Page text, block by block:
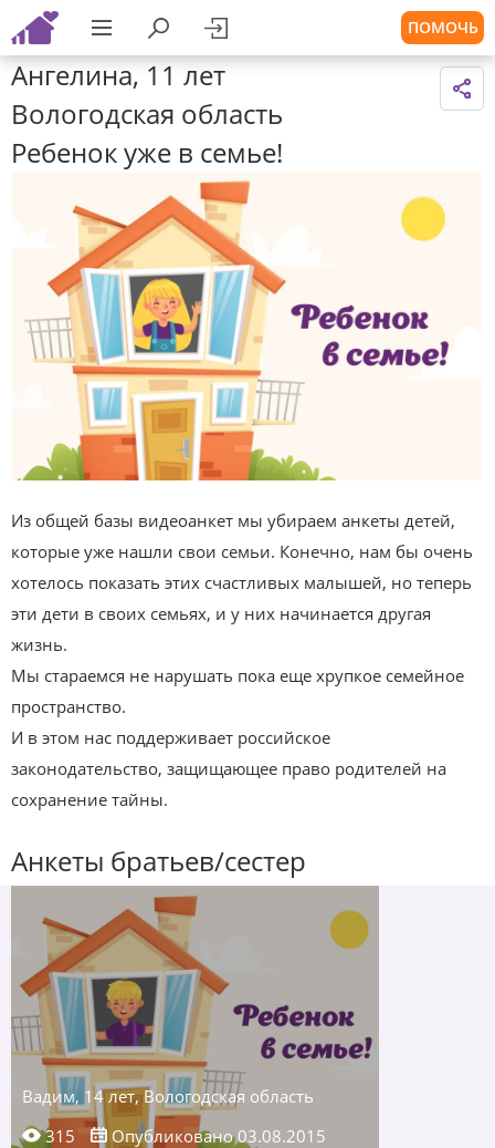
ПОМОЧЬ
Ангелина, 11 лет
Вологодская область
Ребенок уже в семье!
Из общей базы видеоанкет мы убираем анкеты детей,
которые уже нашли свои семьи. Конечно, нам бы очень
хотелось показать этих счастливых малышей, но теперь
эти дети в своих семьях, и у них начинается другая
жизнь.
Мы стараемся не нарушать пока еще хрупкое семейное
пространство.
И в этом нас поддерживает российское
законодательство, защищающее право родителей на
сохранение тайны.
Анкеты братьев/сестер
Вадим, 14 лет, Вологодская область
315
Опубликовано 03.08.2015